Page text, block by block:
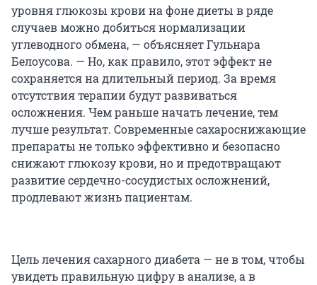
уровня глюкозы крови на фоне диеты в ряде
случаев можно добиться нормализации
углеводного обмена, — объясняет Гульнара
Белоусова. — Но, как правило, этот эффект не
сохраняется на длительный период. За время
отсутствия терапии будут развиваться
осложнения. Чем раньше начать лечение, тем
лучше результат. Современные сахароснижающие
препараты не только эффективно и безопасно
снижают глюкозу крови, но и предотвращают
развитие сердечно-сосудистых осложнений,
продлевают жизнь пациентам.
Цель лечения сахарного диабета — не в том, чтобы
увидеть правильную цифру в анализе, а в